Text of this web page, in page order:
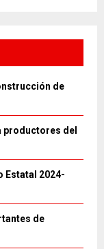
de
productores del
Estatal 2024-
de